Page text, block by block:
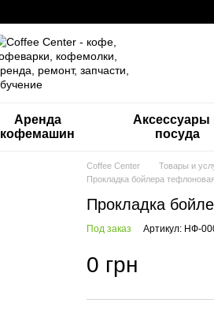
Аренда
кофемашин
Аксессуары
посуда
Coffee Center Товары и
Прокладка бойлера тефлоновая
Прокладка
Под заказ Артикул: НФ-
0 грн